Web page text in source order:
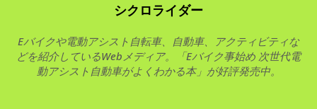
シクロライダー
Eバイクや電動アシスト自転車、自動車、アクティビティな
どを紹介しているWebメディア。「Eバイク事始め 次世代電
動アシスト自動車がよくわかる本」が好評発売中。